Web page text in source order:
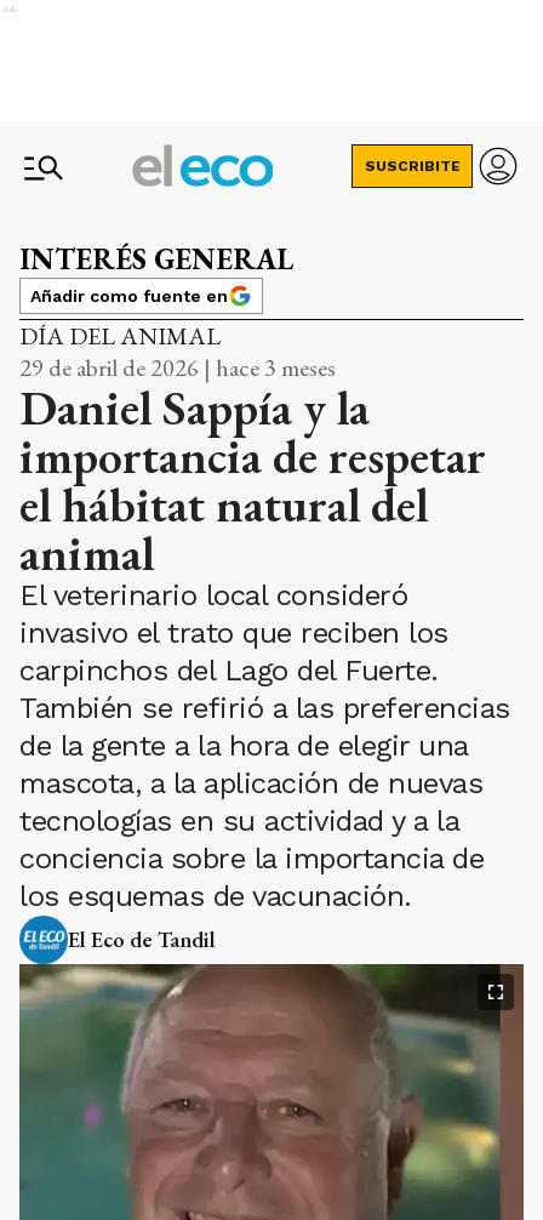
Ads
SUSCRIBITE
INTERÉS GENERAL
Añadir como fuente en
DÍA DEL ANIMAL
29 de abril de 2026 | hace 3 meses
Daniel Sappía y la
importancia de respetar
el hábitat natural del
animal
El veterinario local consideró
invasivo el trato que reciben los
carpinchos del Lago del Fuerte.
También se refirió a las preferencias
de la gente a la hora de elegir una
mascota, a la aplicación de nuevas
tecnologías en su actividad y a la
conciencia sobre la importancia de
los esquemas de vacunación.
El Eco de Tandil